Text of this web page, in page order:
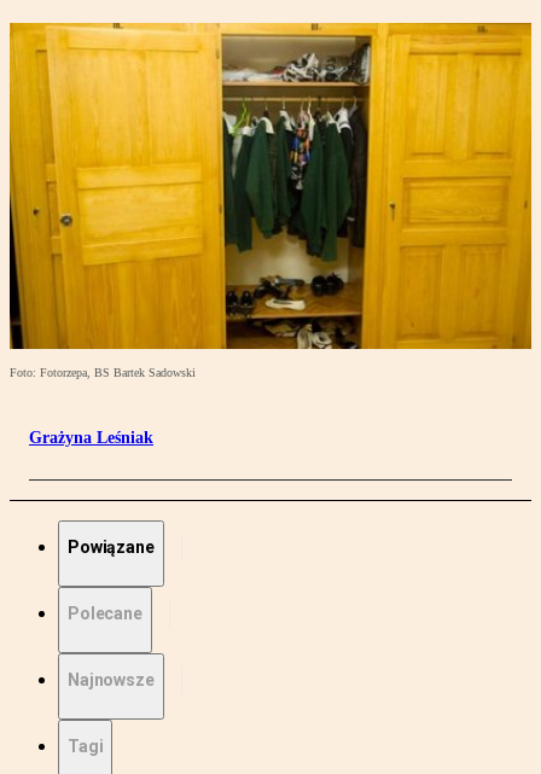
Foto: Fotorzepa, BS Bartek Sadowski
Grażyna Leśniak
Powiązane
Polecane
Najnowsze
Tagi